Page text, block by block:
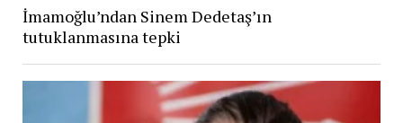
İmamoğlu’ndan Sinem Dedetaş’ın
tutuklanmasına tepki